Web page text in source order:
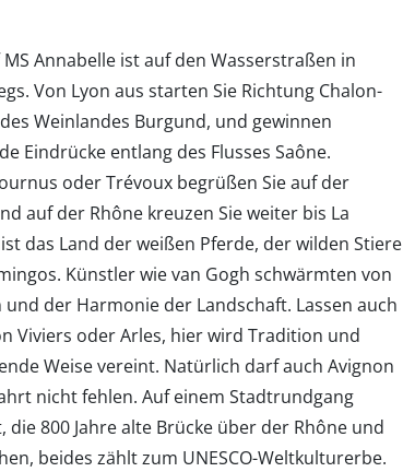
Annabelle ist auf den Wasserstraßen in
Von Lyon aus starten Sie Richtung Chalon-
Weinlandes Burgund, und gewinnen
Eindrücke entlang des Flusses Saône.
oder Trévoux begrüßen Sie auf der
auf der Rhône kreuzen Sie weiter bis La
das Land der weißen Pferde, der wilden Stiere
Künstler wie van Gogh schwärmten von
der Harmonie der Landschaft. Lassen auch
Viviers oder Arles, hier wird Tradition und
Weise vereint. Natürlich darf auch Avignon
nicht fehlen. Auf einem Stadtrundgang
die 800 Jahre alte Brücke über der Rhône und
beides zählt zum UNESCO-Weltkulturerbe.